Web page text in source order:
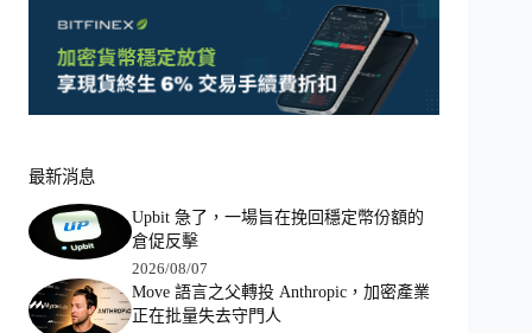
最新消息
Upbit 急了，一場旨在挽回穩定幣份額的
倉促反擊
2026/08/07
Move 語言之父轉投 Anthropic，加密產業
正在批量失去守門人